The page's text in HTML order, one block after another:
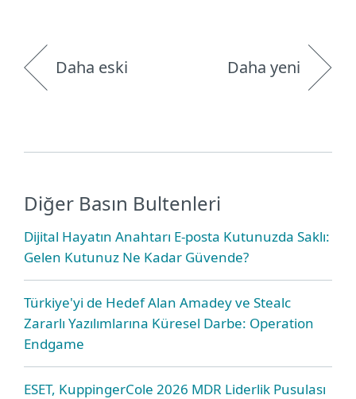
Daha eski Daha yeni
Diğer Basın Bultenleri
Dijital Hayatın Anahtarı E-posta Kutunuzda Saklı:
Gelen Kutunuz Ne Kadar Güvende?
Türkiye'yi de Hedef Alan Amadey ve Stealc
Zararlı Yazılımlarına Küresel Darbe: Operation
Endgame
ESET, KuppingerCole 2026 MDR Liderlik Pusulası